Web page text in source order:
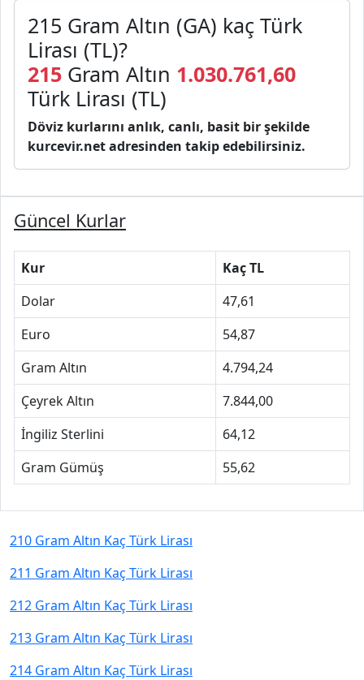
215 Gram Altın (GA) kaç Türk
Lirası (TL)?
215 Gram Altın 1.030.761,60
Türk Lirası (TL)
Döviz kurlarını anlık, canlı, basit bir şekilde
kurcevir.net adresinden takip edebilirsiniz.
Güncel Kurlar
Kur
Kaç TL
Dolar
47,61
Euro
54,87
Gram Altın
4.794,24
Çeyrek Altın
7.844,00
İngiliz Sterlini
64,12
Gram Gümüş
55,62
210 Gram Altın Kaç Türk Lirası
211 Gram Altın Kaç Türk Lirası
212 Gram Altın Kaç Türk Lirası
213 Gram Altın Kaç Türk Lirası
214 Gram Altın Kaç Türk Lirası